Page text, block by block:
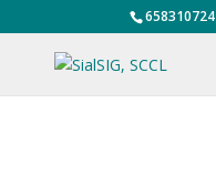
658310724